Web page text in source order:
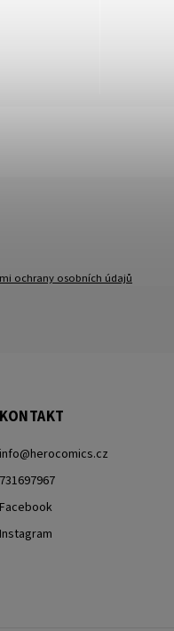
KONTAKT
info@herocomics.cz
731697967
Facebook
Instagram
ochrany osobních údajů